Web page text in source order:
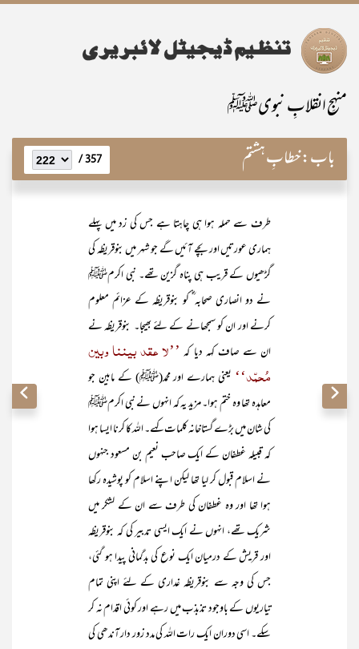
منہجِ انقلابِ نبویﷺ
باب:خطابِ ہشتم 357 /
طرف سے حملہ ہوا ہی چاہتا ہے جس کی زد میں پہلے
ہماری عورتیں اور بچے آئیں گے جو شہر میں بنوقریظہ کی
گڑھیوں کے قریب ہی پناہ گزین تھے۔ نبی اکرمﷺ
نے دو انصاری صحابہ ؓ کو بنوقریظہ کے عزائم معلوم
کرنے اور ان کو سمجھانے کے لئے بھیجا۔ بنوقریظہ نے
ان سے صاف کہہ دیا کہ ’’لا عقد بیننا وبین
مُحمّد‘‘ یعنی ہمارے اور محمد(ﷺ) کے مابین جو
معاہدہ تھا وہ ختم ہوا۔ مزید یہ کہ انہوں نے نبی اکرمﷺ
کی شان میں بڑے گستاخانہ کلمات کہے۔ اللہ کا کرنا ایسا ہوا
کہ قبیلہ غطفان کے ایک صاحب نعیم بن مسعود جنہوں
نے اسلام قبول کر لیا تھا لیکن اپنے اسلام کو پوشیدہ رکھا
ہوا تھا اور وہ غطفان کی طرف سے ان کے لشکر میں
شریک تھے، انہوں نے ایک ایسی تدبیر کی کہ بنوقریظہ
اور قریش کے درمیان ایک نوع کی بدگمانی پیدا ہو گئی،
جس کی وجہ سے بنوقریظہ غداری کے لئے اپنی تمام
تیاریوں کے باوجود تذبذب میں رہے اور کوئی اقدام نہ کر
سکے۔ اسی دوران ایک رات اللہ کی مدد زور دار آندھی کی